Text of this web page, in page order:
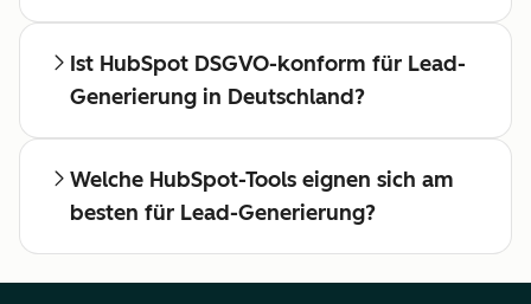
Ist HubSpot DSGVO-konform für Lead-
Generierung in Deutschland?
Welche HubSpot-Tools eignen sich am
besten für Lead-Generierung?